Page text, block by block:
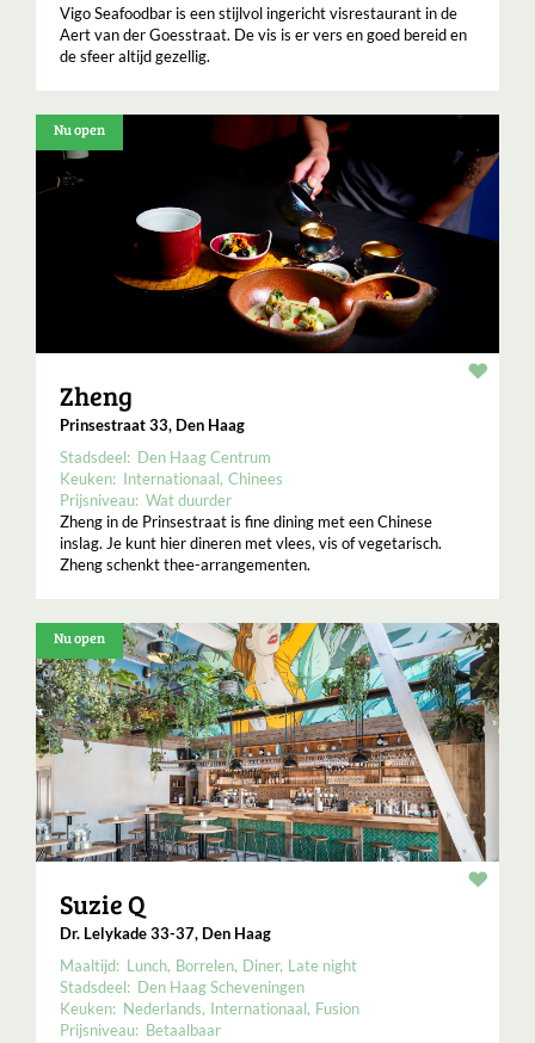
Vigo Seafoodbar is een stijlvol ingericht visrestaurant in de
Aert van der Goesstraat. De vis is er vers en goed bereid en
de sfeer altijd gezellig.
Nu open
Zheng
Prinsestraat 33, Den Haag
Stadsdeel: Den Haag Centrum
Keuken: Internationaal Chinees
Prijsniveau: Wat duurder
Zheng in de Prinsestraat is fine dining met een Chinese
inslag. Je kunt hier dineren met vlees, vis of vegetarisch.
Zheng schenkt thee-arrangementen.
Nu open
Suzie Q
Dr. Lelykade 33-37, Den Haag
Maaltijd: Lunch Borrelen Diner Late night
Stadsdeel: Den Haag Scheveningen
Keuken: Nederlands Internationaal Fusion
Prijsniveau: Betaalbaar